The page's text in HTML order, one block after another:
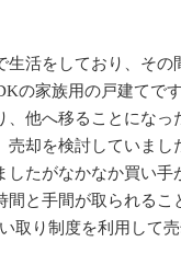
生活をしており、その
の家族用の戸建てで
、他へ移ることになっ
売却を検討していまし
したがなかなか買い手
間と手間が取られるこ
取り制度を利用して